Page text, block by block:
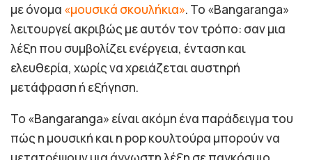
με όνομα «μουσικά σκουλήκια». Το «Bangaranga»
λειτουργεί ακριβώς με αυτόν τον τρόπο: σαν μια
λέξη που συμβολίζει ενέργεια, ένταση και
ελευθερία, χωρίς να χρειάζεται αυστηρή
μετάφραση ή εξήγηση.
Το «Bangaranga» είναι ακόμη ένα παράδειγμα του
πώς η μουσική και η pop κουλτούρα μπορούν να